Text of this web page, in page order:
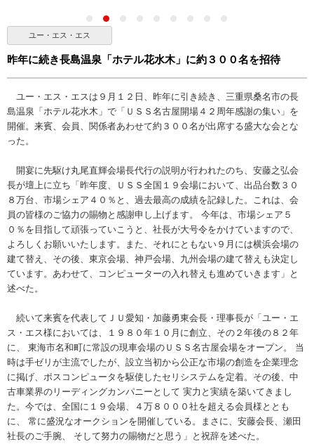
ユー・エス・エス
昨年に続き長島温泉「ホテル花水木」に約３００名を招待
ユー・エス・エスは９月１２日、昨年に引き続き、三重県桑名市の長
島温泉「ホテル花水木」で「ＵＳＳ名古屋開場４２周年感謝の集い」を
開催。来賓、会員、関係者あわせて約３００名が出席する盛大な会とな
った。
開宴に先駆け丸尾直輝会場長代行の説明が行われたのち、安藤之弘会
長が壇上に立ち「昨年度、ＵＳＳ全国１９会場において、出品台数３０
８万台、市場シェア４０％と、過去最高の成績を記録した。これは、会
員の皆様のご協力の賜物と感謝申し上げます。 今年は、市場シェア５
０％を目指して頑張っていこうと、社長が大号令をかけていますので、
よろしくお願いいたします。また、それにともない９月には横浜会場の
建て替え、その後、東京会場、神戸会場、九州会場の建て替えも決定し
ています。あわせて、コンピューターの入れ替えも進めていきます」と
述べた。
続いて来賓を代表してＪＵ愛知・加藤勇東会長・理事長が「ユー・エ
ス・エス様においては、１９８０年１０月に創立、その２年後の８２年
に、 東海市名和町に常設の現車会場のＵＳＳ名古屋会場をオープン。 当
時は手ゼリが主流でしたが、設立当初から公正な市場の創造を企業理念
に掲げ、ポスコンピュータを駆使したセリシステムを定着。その後、中
古車業界のリーディングカンパニーとして 実力と実績を築いてきまし
た。今では、全国に１９会場、４万８０００社を超える会員様ととも
に、 常に盛況なオークションを開催している。まさに、安藤会長、瀬田
社長のご手腕、 そして努力の賜物だと思う」と祝辞を述べた。